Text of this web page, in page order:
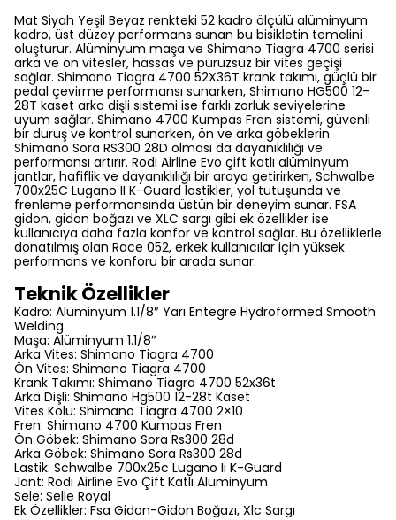
Mat Siyah Yeşil Beyaz renkteki 52 kadro ölçülü alüminyum
kadro, üst düzey performans sunan bu bisikletin temelini
oluşturur. Alüminyum maşa ve Shimano Tiagra 4700 serisi
arka ve ön vitesler, hassas ve pürüzsüz bir vites geçişi
sağlar. Shimano Tiagra 4700 52X36T krank takımı, güçlü bir
pedal çevirme performansı sunarken, Shimano HG500 12-
28T kaset arka dişli sistemi ise farklı zorluk seviyelerine
uyum sağlar. Shimano 4700 Kumpas Fren sistemi, güvenli
bir duruş ve kontrol sunarken, ön ve arka göbeklerin
Shimano Sora RS300 28D olması da dayanıklılığı ve
performansı artırır. Rodi Airline Evo çift katlı alüminyum
jantlar, hafiflik ve dayanıklılığı bir araya getirirken, Schwalbe
700x25C Lugano II K-Guard lastikler, yol tutuşunda ve
frenleme performansında üstün bir deneyim sunar. FSA
gidon, gidon boğazı ve XLC sargı gibi ek özellikler ise
kullanıcıya daha fazla konfor ve kontrol sağlar. Bu özelliklerle
donatılmış olan Race 052, erkek kullanıcılar için yüksek
performans ve konforu bir arada sunar.
Teknik Özellikler
Kadro: Alüminyum 1.1/8″ Yarı Entegre Hydroformed Smooth
Welding
Maşa: Alüminyum 1.1/8″
Arka Vites: Shimano Tiagra 4700
Ön Vites: Shimano Tiagra 4700
Krank Takımı: Shimano Tiagra 4700 52x36t
Arka Dişli: Shimano Hg500 12-28t Kaset
Vites Kolu: Shimano Tiagra 4700 2×10
Fren: Shimano 4700 Kumpas Fren
Ön Göbek: Shimano Sora Rs300 28d
Arka Göbek: Shimano Sora Rs300 28d
Lastik: Schwalbe 700x25c Lugano Ii K-Guard
Jant: Rodı Airline Evo Çift Katlı Alüminyum
Sele: Selle Royal
Ek Özellikler: Fsa Gidon-Gidon Boğazı, Xlc Sargı